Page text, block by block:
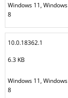
Windows 11,
8
10.0.18362.1
6.3 KB
Windows 11,
8